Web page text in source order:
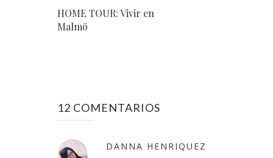
HOME TOUR: Vivir en
Malmö
12 COMENTARIOS
DANNA HENRIQUEZ